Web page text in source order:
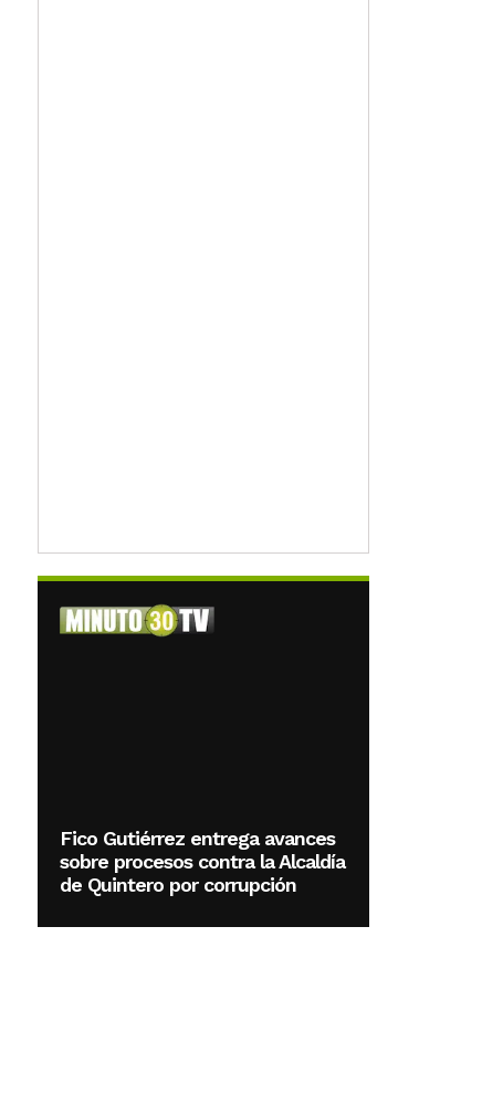
Fico Gutiérrez entrega avances
sobre procesos contra la Alcaldía
de Quintero por corrupción